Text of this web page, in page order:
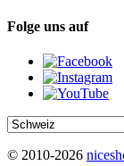
Folge uns auf
© 2010-2026